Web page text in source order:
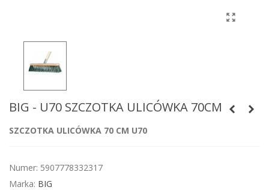
BIG - U70 SZCZOTKA ULICÓWKA 70CM
SZCZOTKA ULICÓWKA 70 CM U70
Numer: 5907778332317
Marka: BIG